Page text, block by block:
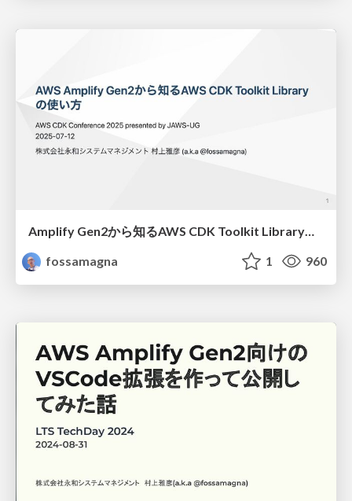
Amplify Gen2から知るAWS CDK Toolkit Libraryの使い方/How to use the AWS CDK Toolkit Library as known from Amplify Gen2
fossamagna
1 960